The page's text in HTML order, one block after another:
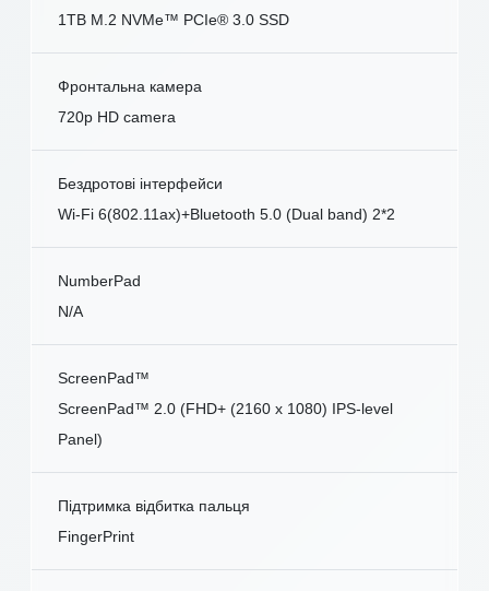
1TB M.2 NVMe™ PCIe® 3.0 SSD
Фронтальна камера
720p HD camera
Бездротові інтерфейси
Wi-Fi 6(802.11ax)+Bluetooth 5.0 (Dual band) 2*2
NumberPad
N/A
ScreenPad™
ScreenPad™ 2.0 (FHD+ (2160 x 1080) IPS-level
Panel)
Підтримка відбитка пальця
FingerPrint